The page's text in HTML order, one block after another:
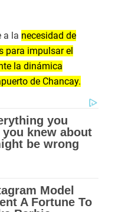
a la necesidad de
para impulsar el
la dinámica
de Chancay.